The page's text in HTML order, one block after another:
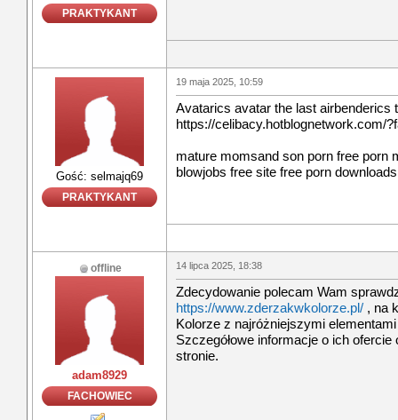
PRAKTYKANT
Gość: selmajq69
PRAKTYKANT
19 maja 2025, 10:59
Avatarics avatar the last airbenderics
https://celibacy.hotblognetwork.com/
mature momsand son porn free porn
blowjobs free site free porn
offline
adam8929
FACHOWIEC
14 lipca 2025, 18:38
Zdecydowanie polecam Wam
https://www.zderzakwkolorze.pl/ , na
Kolorze z najróżniejszymi
Szczegółowe informacje o ich
stronie.